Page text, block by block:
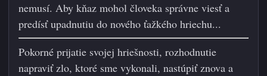
nemusí. Aby kňaz mohol človeka správne viesť a
predísť upadnutiu do nového ťažkého hriechu...
Pokorné prijatie svojej hriešnosti, rozhodnutie
napraviť zlo, ktoré sme vykonali, nastúpiť znova a